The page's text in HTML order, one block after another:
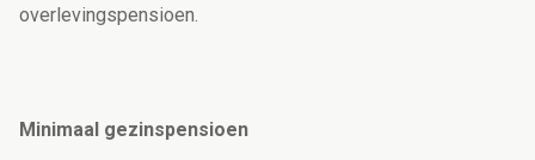
overlevingspensioen.
Minimaal gezinspensioen